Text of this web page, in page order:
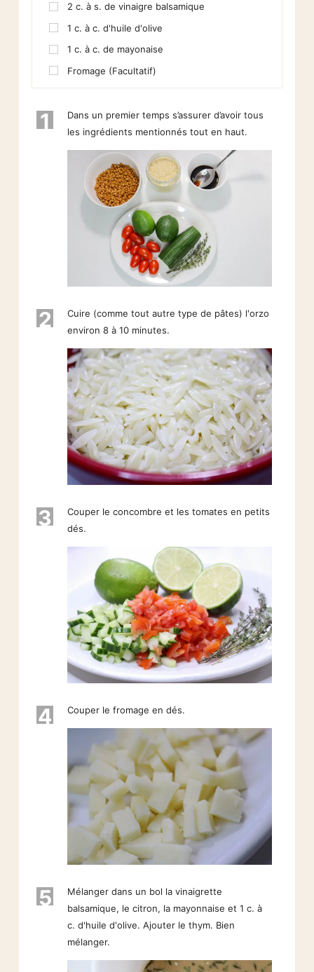
2 c. à s. de vinaigre balsamique
1 c. à c. d'huile d'olive
1 c. à c. de mayonaise
Fromage (Facultatif)
1
Dans un premier temps s’assurer d’avoir tous
les ingrédients mentionnés tout en haut.
2
Cuire (comme tout autre type de pâtes) l'orzo
environ 8 à 10 minutes.
3
Couper le concombre et les tomates en petits
dés.
4 Couper le fromage en dés.
5
Mélanger dans un bol la vinaigrette
balsamique, le citron, la mayonnaise et 1 c. à
c. d'huile d'olive. Ajouter le thym. Bien
mélanger.